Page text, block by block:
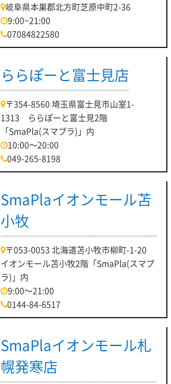
岐阜県本巣郡北方町芝原中町2-36
9:00~21:00
07084822580
ららぽーと富士見店
〒354-8560 埼玉県富士見市山室1-
1313 ららぽーと富士見2階
「SmaPla(スマプラ)」内
10:00～20:00
049-265-8198
SmaPlaイオンモール苫
小牧
〒053-0053 北海道苫小牧市柳町-1-20
イオンモール苫小牧2階「SmaPla(スマプ
ラ)」内
9:00～21:00
0144-84-6517
SmaPlaイオンモール札
幌発寒店